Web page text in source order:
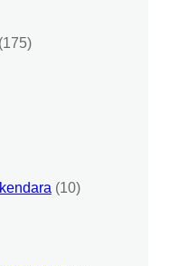
(175)
(10)